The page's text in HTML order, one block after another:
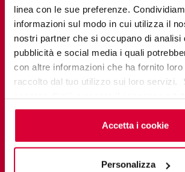
linea con le sue preferenze.
informazioni sul modo in cui utilizza il
nostri partner che si occupano di analisi
pubblicità e social media i quali
con altre informazioni che ha fornito loro
raccolto dal tuo utilizzo sui loro servizi.
cookieclicchi qui. Il consenso può
cliccando sul tasto “Accetta i cookie”.
cookie di profilazione può negare il
Accetta i cookie
Personalizza
Materialien täglich auf die Probe
sich das Feinsteinzeug durch seine
außergewöhnliche
gegenüber
direkter Sonneneinstrahlung aus.
Feuchtigkeit aufnimmt, ist es
Schimmel und Verfärbungen, so
ursprüngliche Schönheit des
erhalten bleibt.
Die Rutschfestigkeit von